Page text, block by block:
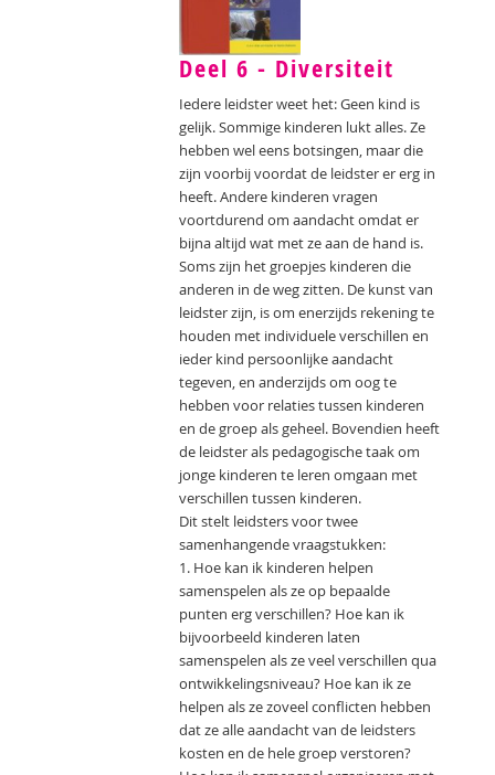
Deel 6 - Diversiteit
Iedere leidster weet het: Geen kind is
gelijk. Sommige kinderen lukt alles. Ze
hebben wel eens botsingen, maar die
zijn voorbij voordat de leidster er erg in
heeft. Andere kinderen vragen
voortdurend om aandacht omdat er
bijna altijd wat met ze aan de hand is.
Soms zijn het groepjes kinderen die
anderen in de weg zitten. De kunst van
leidster zijn, is om enerzijds rekening te
houden met individuele verschillen en
ieder kind persoonlijke aandacht
tegeven, en anderzijds om oog te
hebben voor relaties tussen kinderen
en de groep als geheel. Bovendien heeft
de leidster als pedagogische taak om
jonge kinderen te leren omgaan met
verschillen tussen kinderen.
Dit stelt leidsters voor twee
samenhangende vraagstukken:
1. Hoe kan ik kinderen helpen
samenspelen als ze op bepaalde
punten erg verschillen? Hoe kan ik
bijvoorbeeld kinderen laten
samenspelen als ze veel verschillen qua
ontwikkelingsniveau? Hoe kan ik ze
helpen als ze zoveel conflicten hebben
dat ze alle aandacht van de leidsters
kosten en de hele groep verstoren?